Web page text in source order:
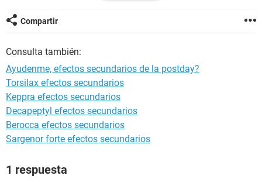
secundarios de la pastilla?
Compartir
Consulta también:
Ayudenme, efectos secundarios de la postday?
Torsilax efectos secundarios
Keppra efectos secundarios
Decapeptyl efectos secundarios
Berocca efectos secundarios
Sargenor forte efectos secundarios
1 respuesta